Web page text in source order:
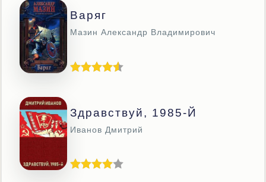
Варяг
Мазин Александр Владимирович
Здравствуй, 1985-Й
Иванов Дмитрий